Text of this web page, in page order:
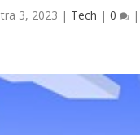
tra 3, 2023 | Tech | 0 |